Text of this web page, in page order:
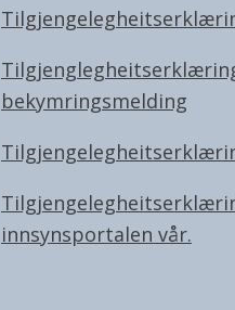
bekymringsmelding
innsynsportalen vår.